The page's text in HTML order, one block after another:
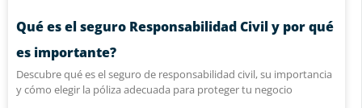
Qué es el seguro Responsabilidad Civil y por qué
es importante?
Descubre qué es el seguro de responsabilidad civil, su importancia
y cómo elegir la póliza adecuada para proteger tu negocio